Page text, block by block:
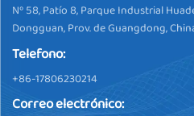
Nº 58, Patío 8, Parque Industrial
Dongguan, Prov. de Guangdong,
Telefono:
+86-17806230214
Correo electrónico: